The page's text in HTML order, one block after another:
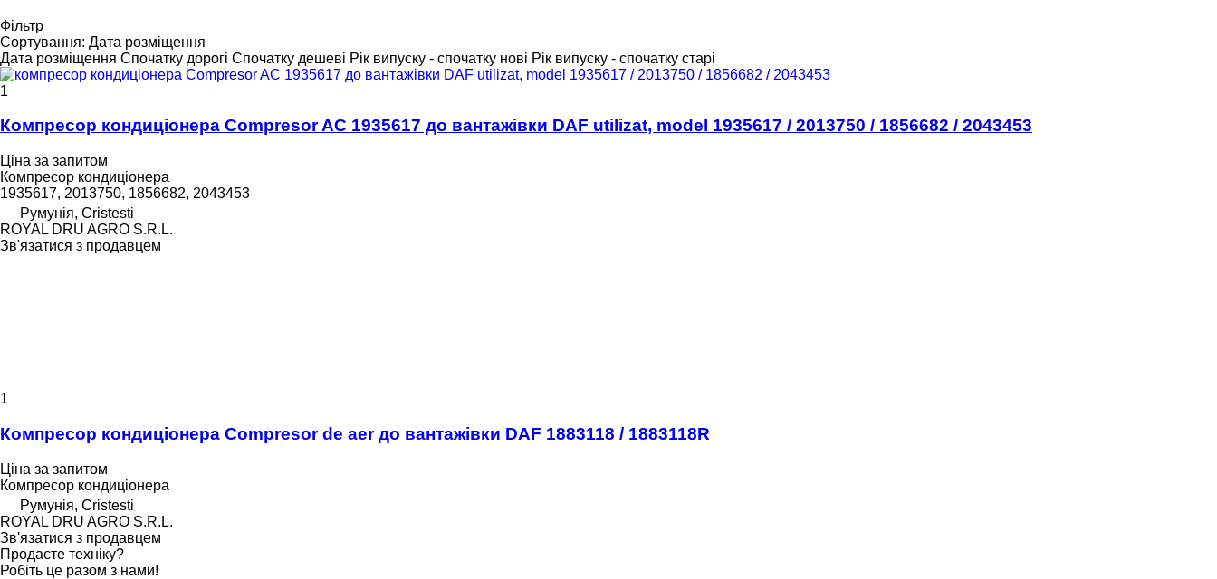
Фільтр
Сортування: Дата розміщення
Дата розміщення Спочатку дорогі Спочатку дешеві Рік випуску - спочатку нові Рік випуску - спочатку старі
1
Компресор кондиціонера Compresor AC 1935617 до вантажівки DAF utilizat, model 1935617 / 2013750 / 1856682 / 2043453
Ціна за запитом
Компресор кондиціонера
1935617, 2013750, 1856682, 2043453
Румунія, Cristesti
ROYAL DRU AGRO S.R.L.
Зв'язатися з продавцем
1
Компресор кондиціонера Compresor de aer до вантажівки DAF 1883118 / 1883118R
Ціна за запитом
Компресор кондиціонера
Румунія, Cristesti
ROYAL DRU AGRO S.R.L.
Зв'язатися з продавцем
Продаєте техніку?
Робіть це разом з нами!